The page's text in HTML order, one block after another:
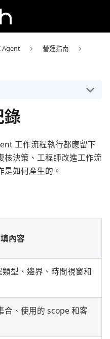
Agent
營運指南
工作流程執行都應留下
核決策、工程師改進工作流
如何產生的。
內容
型、邊界、時間視窗和
、使用的 scope 和客